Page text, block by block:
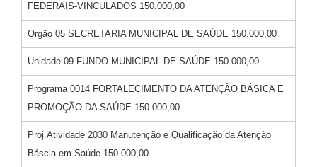
FEDERAIS-VINCULADOS 150.000,00
Orgão 05 SECRETARIA MUNICIPAL DE SAÚDE 150.000,00
Unidade 09 FUNDO MUNICIPAL DE SAÚDE 150.000,00
Programa 0014 FORTALECIMENTO DA ATENÇÃO BÁSICA E
PROMOÇÃO DA SAÚDE 150.000,00
Proj.Atividade 2030 Manutenção e Qualificação da Atenção
Báscia em Saúde 150.000,00